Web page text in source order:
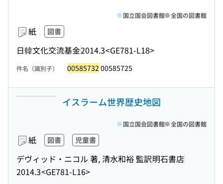
紙 図書
日韓文化交流基金2014.3<GE781-L18>
国立国会図書館 全国の図書館
件名（識別子） 00585732 00585725
イスラーム世界歴史地図
紙 図書 児童書
デヴィッド・ニコル 著, 清水和裕 監訳明石書店
2014.3<GE781-L16>
国立国会図書館 全国の図書館